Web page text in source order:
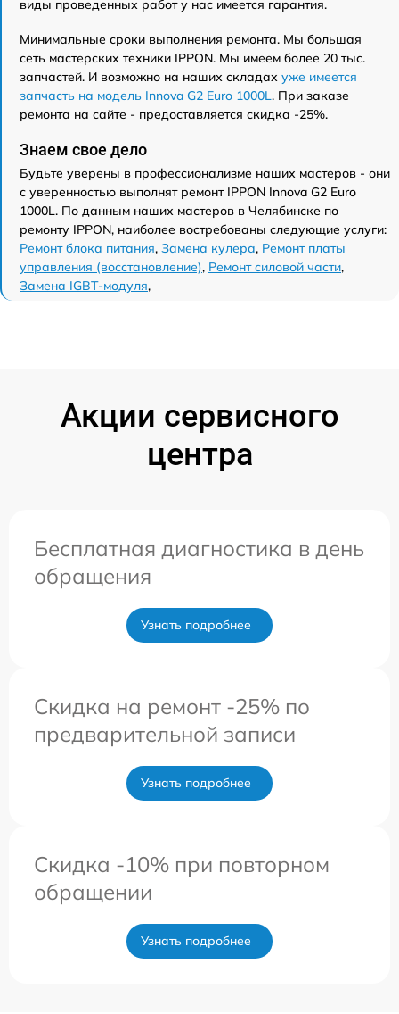
виды проведенных работ у нас имеется гарантия.
Минимальные сроки выполнения ремонта. Мы большая
сеть мастерских техники IPPON. Мы имеем более 20 тыс.
запчастей. И возможно на наших складах уже имеется
запчасть на модель Innova G2 Euro 1000L. При заказе
ремонта на сайте - предоставляется скидка -25%.
Знаем свое дело
Будьте уверены в профессионализме наших мастеров - они
с уверенностью выполнят ремонт IPPON Innova G2 Euro
1000L. По данным наших мастеров в Челябинске по
ремонту IPPON, наиболее востребованы следующие услуги:
Ремонт блока питания, Замена кулера, Ремонт платы
управления (восстановление), Ремонт силовой части,
Замена IGBT-модуля,
Акции сервисного
центра
Бесплатная диагностика в день
обращения
Узнать подробнее
Скидка на ремонт -25% по
предварительной записи
Узнать подробнее
Скидка -10% при повторном
обращении
Узнать подробнее